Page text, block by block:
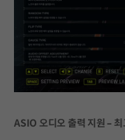
ASIO 오디오 출력 지원 –